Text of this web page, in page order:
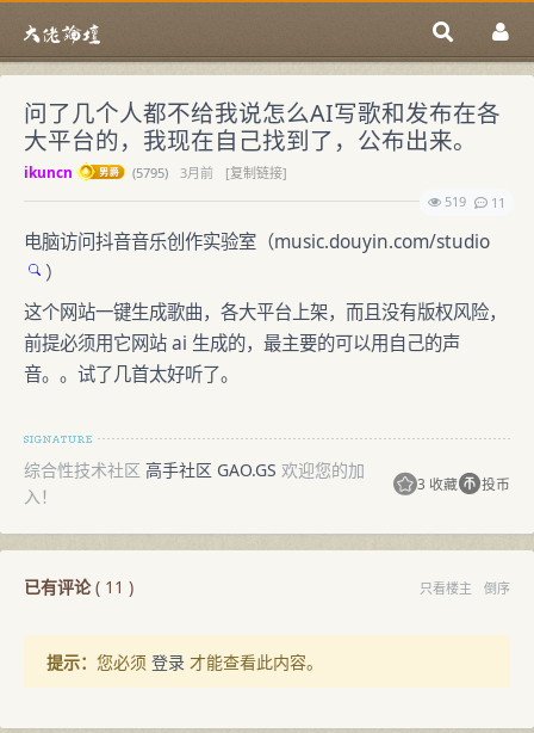
问了几个人都不给我说怎么AI写歌和发布在各
大平台的，我现在自己找到了，公布出来。
ikuncn (5795) 3月前
[复制链接]
519
11
电脑访问抖音音乐创作实验室（music.douyin.com/studio
）
这个网站一键生成歌曲，各大平台上架，而且没有版权风险，
前提必须用它网站 ai 生成的，最主要的可以用自己的声
音。。试了几首太好听了。
综合性技术社区 高手社区 GAO.GS 欢迎您的加
入！
3 收藏 投币
已有评论( 11 ) 只看楼主 倒序
提示： 您必须 登录 才能查看此内容。